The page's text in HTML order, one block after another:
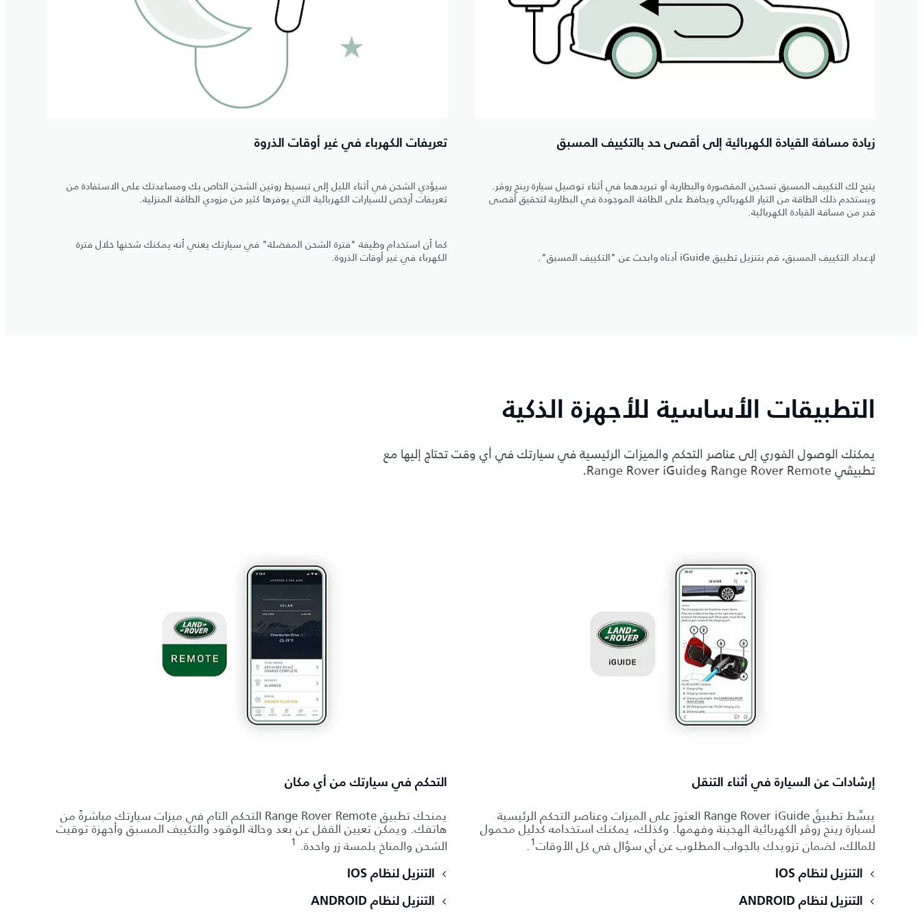
زيادة مسافة القيادة الكهربائية إلى أقصى حد بالتكييف المسبق
يتيح لك التكييف المسبق تسخين المقصورة والبطارية أو تبريدهما في أثناء توصيل سيارة رينج روڤر.
ويستخدم ذلك الطاقة من التيار الكهربائي ويحافظ على الطاقة الموجودة في البطارية لتحقيق أقصى
قدر من مسافة القيادة الكهربائية.
لإعداد التكييف المسبق، قم بتنزيل تطبيق iGuide أدناه وابحث عن "التكييف المسبق".
تعريفات الكهرباء في غير أوقات الذروة
سيؤدي الشحن في أثناء الليل إلى تبسيط روتين الشحن الخاص بك ومساعدتك على الاستفادة من
تعريفات أرخص للسيارات الكهربائية التي يوفرها كثير من مزودي الطاقة المنزلية.
كما أن استخدام وظيفة "فترة الشحن المفضلة" في سيارتك يعني أنه يمكنك شحنها خلال فترة
الكهرباء في غير أوقات الذروة.
التطبيقات الأساسية للأجهزة الذكية
يمكنك الوصول الفوري إلى عناصر التحكم والميزات الرئيسية في سيارتك في أي وقت تحتاج إليها مع
تطبيقَي Range Rover Remote وRange Rover iGuide.
إرشادات عن السيارة في أثناء التنقل
يبسِّط تطبيقُ Range Rover iGuide العثورَ على الميزات وعناصر التحكم الرئيسية
لسيارة رينج روڤر الكهربائية الهجينة وفهمها. وكذلك، يمكنك استخدامه كدليل محمول
للمالك، لضمان تزويدك بالجواب المطلوب عن أي سؤال في كل الأوقات1
.
التنزيل لنظام IOS
التنزيل لنظام ANDROID
التحكم في سيارتك من أي مكان
يمنحك تطبيق Range Rover Remote التحكم التام في ميزات سيارتك مباشرةً من
هاتفك. ويمكن تعيين القفل عن بعد وحالة الوقود والتكييف المسبق وأجهزة توقيت
الشحن والمناخ بلمسة زر واحدة. 1
التنزيل لنظام IOS
التنزيل لنظام ANDROID